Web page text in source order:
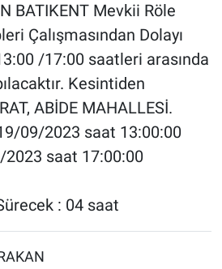
BATIKENT Mevkii Röle
Çalışmasından Dolayı
/17:00 saatleri arasında
Kesintiden
ABİDE MAHALLESİ.
09/2023 saat 13:00:00
saat 17:00:00
: 04 saat